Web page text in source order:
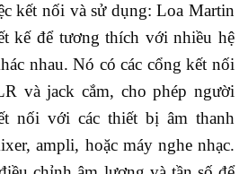
kết nối và sử dụng: Loa Martin
kế để tương thích với nhiều hệ
nhau. Nó có các cổng kết nối
và jack cắm, cho phép người
nối với các thiết bị âm thanh
ampli, hoặc máy nghe nhạc.